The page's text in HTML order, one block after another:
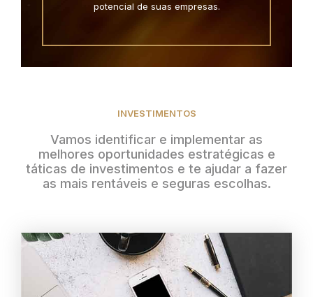
potencial de suas empresas.
INVESTIMENTOS
Vamos identificar e implementar as
melhores oportunidades estratégicas e
táticas de investimentos e te ajudar a fazer
as mais rentáveis e seguras escolhas.